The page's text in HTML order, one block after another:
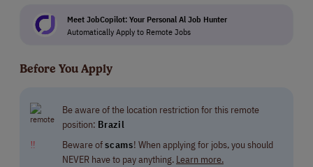
Meet JobCopilot: Your Personal Al Job Hunter
Automatically Apply to Remote Jobs
Before You Apply
Be aware of the location restriction for this remote
position: Brazil
‼
Beware ofscams! When applying for jobs, you should
NEVER have to pay anything. Learn more.